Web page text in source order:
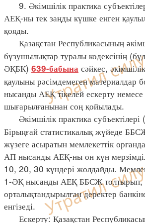
9. Әкімшілік практика
АЕҚ-ны тек заңды күшке енген
қояды.
Қазақстан Республикасының
бұзушылықтар туралы кодексінің
ӘҚБК) 639-бабына сәйкес,
қаулыны рәсімдемеген
нысанды АЕҚ тікелей ескерту
шығарылғанынан соң қойылады.
Әкімшілік практика субъектілері
Бірыңғай статистикалық жүйеде
жүзеге асыратын мемлекеттік
АП нысанды АЕҚ-ны он күн
10, 20, 30 күндері жолдайды.
1-ӘҚ нысанды АЕҚ ББСЖ толтырып,
орталықтандырылған деректер
енгізеді.
Ескерту: Қазақстан